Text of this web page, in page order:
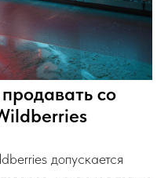
со
допускается